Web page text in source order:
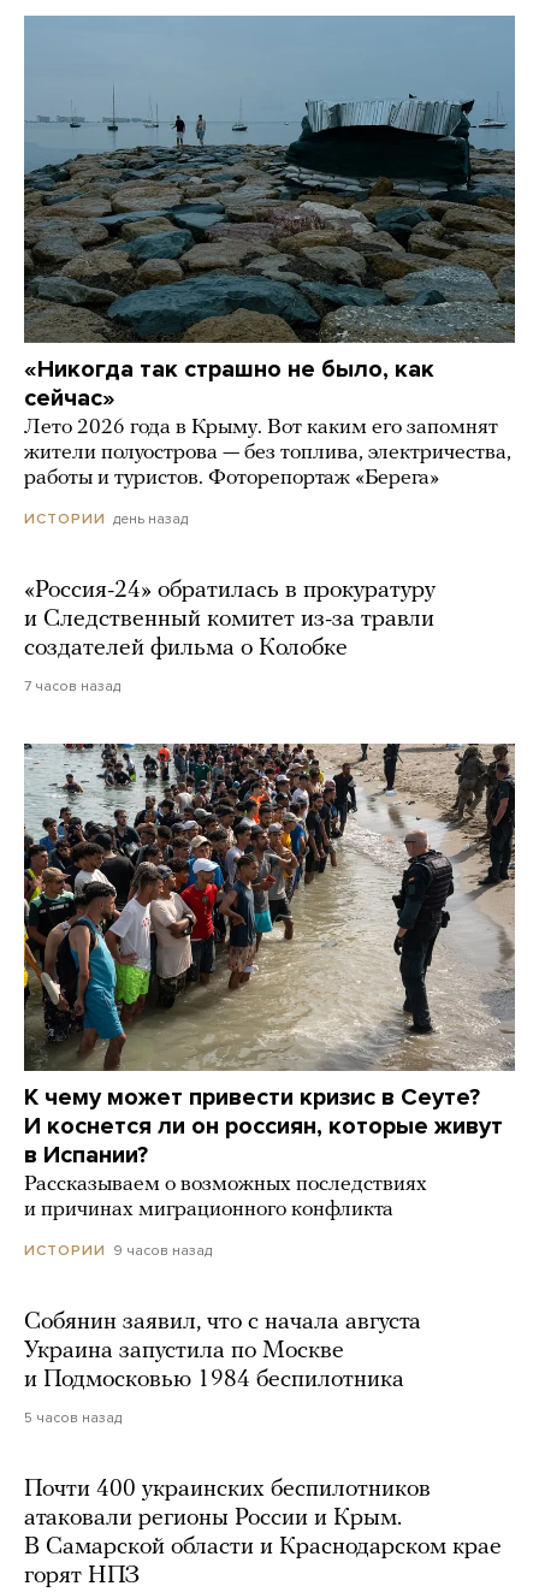
«Никогда так страшно не было, как
сейчас»
Лето 2026 года в Крыму. Вот каким его запомнят
жители полуострова — без топлива, электричества,
работы и туристов. Фоторепортаж «Берега»
ИСТОРИИ день назад
«Россия-24» обратилась в прокуратуру
и Следственный комитет из-за травли
создателей фильма о Колобке
7 часов назад
К чему может привести кризис в Сеуте?
И коснется ли он россиян, которые живут
в Испании?
Рассказываем о возможных последствиях
и причинах миграционного конфликта
ИСТОРИИ 9 часов назад
Собянин заявил, что с начала августа
Украина запустила по Москве
и Подмосковью 1984 беспилотника
5 часов назад
Почти 400 украинских беспилотников
атаковали регионы России и Крым.
В Самарской области и Краснодарском крае
горят НПЗ